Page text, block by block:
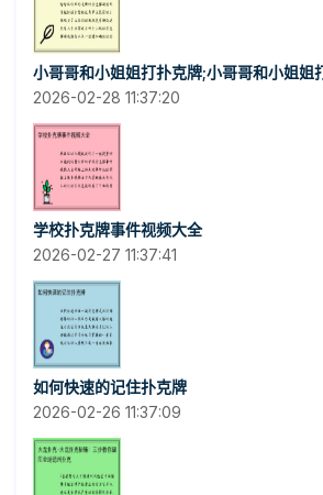
小哥哥和小姐姐打扑克牌;小哥哥和小姐姐
2026-02-28 11:37:20
学校扑克牌事件视频大全
2026-02-27 11:37:41
如何快速的记住扑克牌
2026-02-26 11:37:09